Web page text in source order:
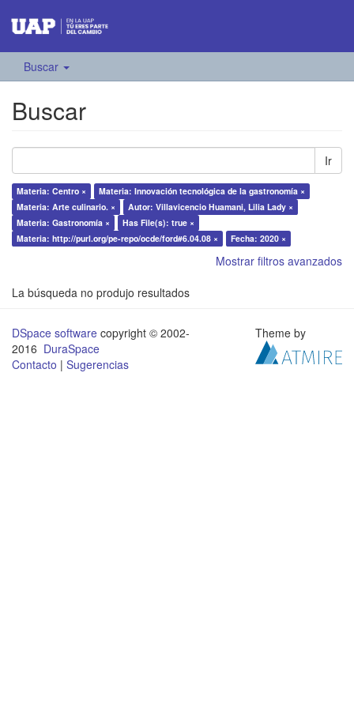
Buscar
Buscar
Ir
Materia: Centro ×
Materia: Innovación tecnológica de la gastronomía ×
Materia: Arte culinario. ×
Autor: Villavicencio Huamani, Lilia Lady ×
Materia: Gastronomía ×
Has File(s): true ×
Materia: http://purl.org/pe-repo/ocde/ford#6.04.08 ×
Fecha: 2020 ×
Mostrar filtros avanzados
La búsqueda no produjo resultados
DSpace software copyright © 2002-
2016 DuraSpace
Contacto | Sugerencias
Theme by